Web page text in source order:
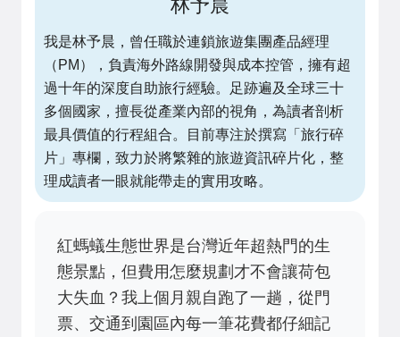
林予晨
我是林予晨，曾任職於連鎖旅遊集團產品經理
（PM），負責海外路線開發與成本控管，擁有超
過十年的深度自助旅行經驗。足跡遍及全球三十
多個國家，擅長從產業內部的視角，為讀者剖析
最具價值的行程組合。目前專注於撰寫「旅行碎
片」專欄，致力於將繁雜的旅遊資訊碎片化，整
理成讀者一眼就能帶走的實用攻略。
紅螞蟻生態世界是台灣近年超熱門的生
態景點，但費用怎麼規劃才不會讓荷包
大失血？我上個月親自跑了一趟，從門
票、交通到園區內每一筆花費都仔細記